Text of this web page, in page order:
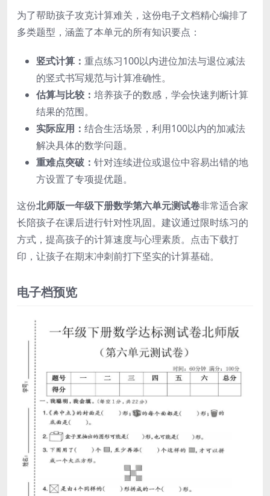
为了帮助孩子攻克计算难关，这份电子文档精心编排了
多类题型，涵盖了本单元的所有知识要点：
竖式计算： 重点练习100以内进位加法与退位减法
的竖式书写规范与计算准确性。
估算与比较： 培养孩子的数感，学会快速判断计算
结果的范围。
实际应用： 结合生活场景，利用100以内的加减法
解决具体的数学问题。
重难点突破： 针对连续进位或退位中容易出错的地
方设置了专项提优题。
这份北师版一年级下册数学第六单元测试卷非常适合家
长陪孩子在课后进行针对性巩固。建议通过限时练习的
方式，提高孩子的计算速度与心理素质。点击下载打
印，让孩子在期末冲刺前打下坚实的计算基础。
电子档预览